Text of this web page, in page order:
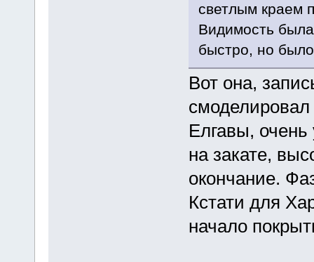
светлым краем
Видимость
быстро, но
Вот она,
Елгавы,
на закате,
окончание.
Кстати для
начало